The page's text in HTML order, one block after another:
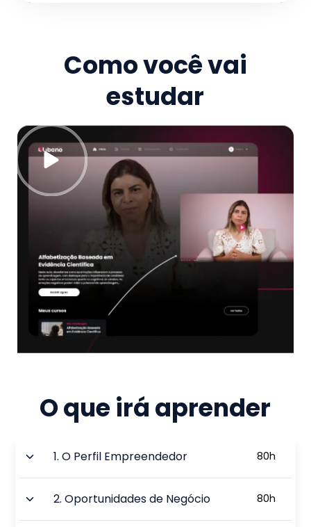
Como você vai
estudar
O que irá aprender
1.O Perfil Empreendedor 80h
2.Oportunidades de Negócio 80h